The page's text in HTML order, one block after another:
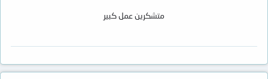
متشكرين عمل كبير